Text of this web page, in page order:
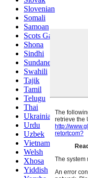
Slovenian
Somali
Samoan
Scots Gaelic
Shona
Sindhi
Sundanese
Swahili
Tajik
Tamil
Telugu
Thai
Ukrainian
Urdu
Uzbek
Vietnamese
Welsh
Xhosa
Yiddish